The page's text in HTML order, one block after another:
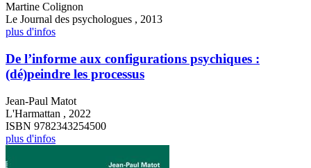
Martine Colignon
Le Journal des psychologues , 2013
plus d'infos
De l’informe aux configurations psychiques :
(dé)peindre les processus
Jean-Paul Matot
L'Harmattan , 2022
ISBN 9782343254500
plus d'infos